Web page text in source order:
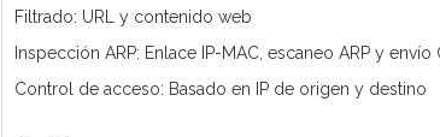
Filtrado: URL y contenido web
Inspección ARP: Enlace IP-MAC, escaneo ARP y envío
Control de acceso: Basado en IP de origen y destino